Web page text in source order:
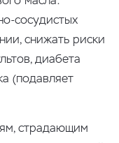
сосудистых
снижать риски
диабета
(подавляет
страдающим